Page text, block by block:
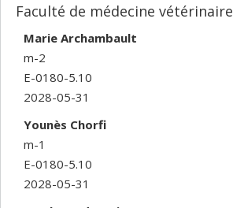
Faculté de médecine vétérinaire
Marie Archambault
m-2
E-0180-5.10
2028-05-31
Younès Chorfi
m-1
E-0180-5.10
2028-05-31